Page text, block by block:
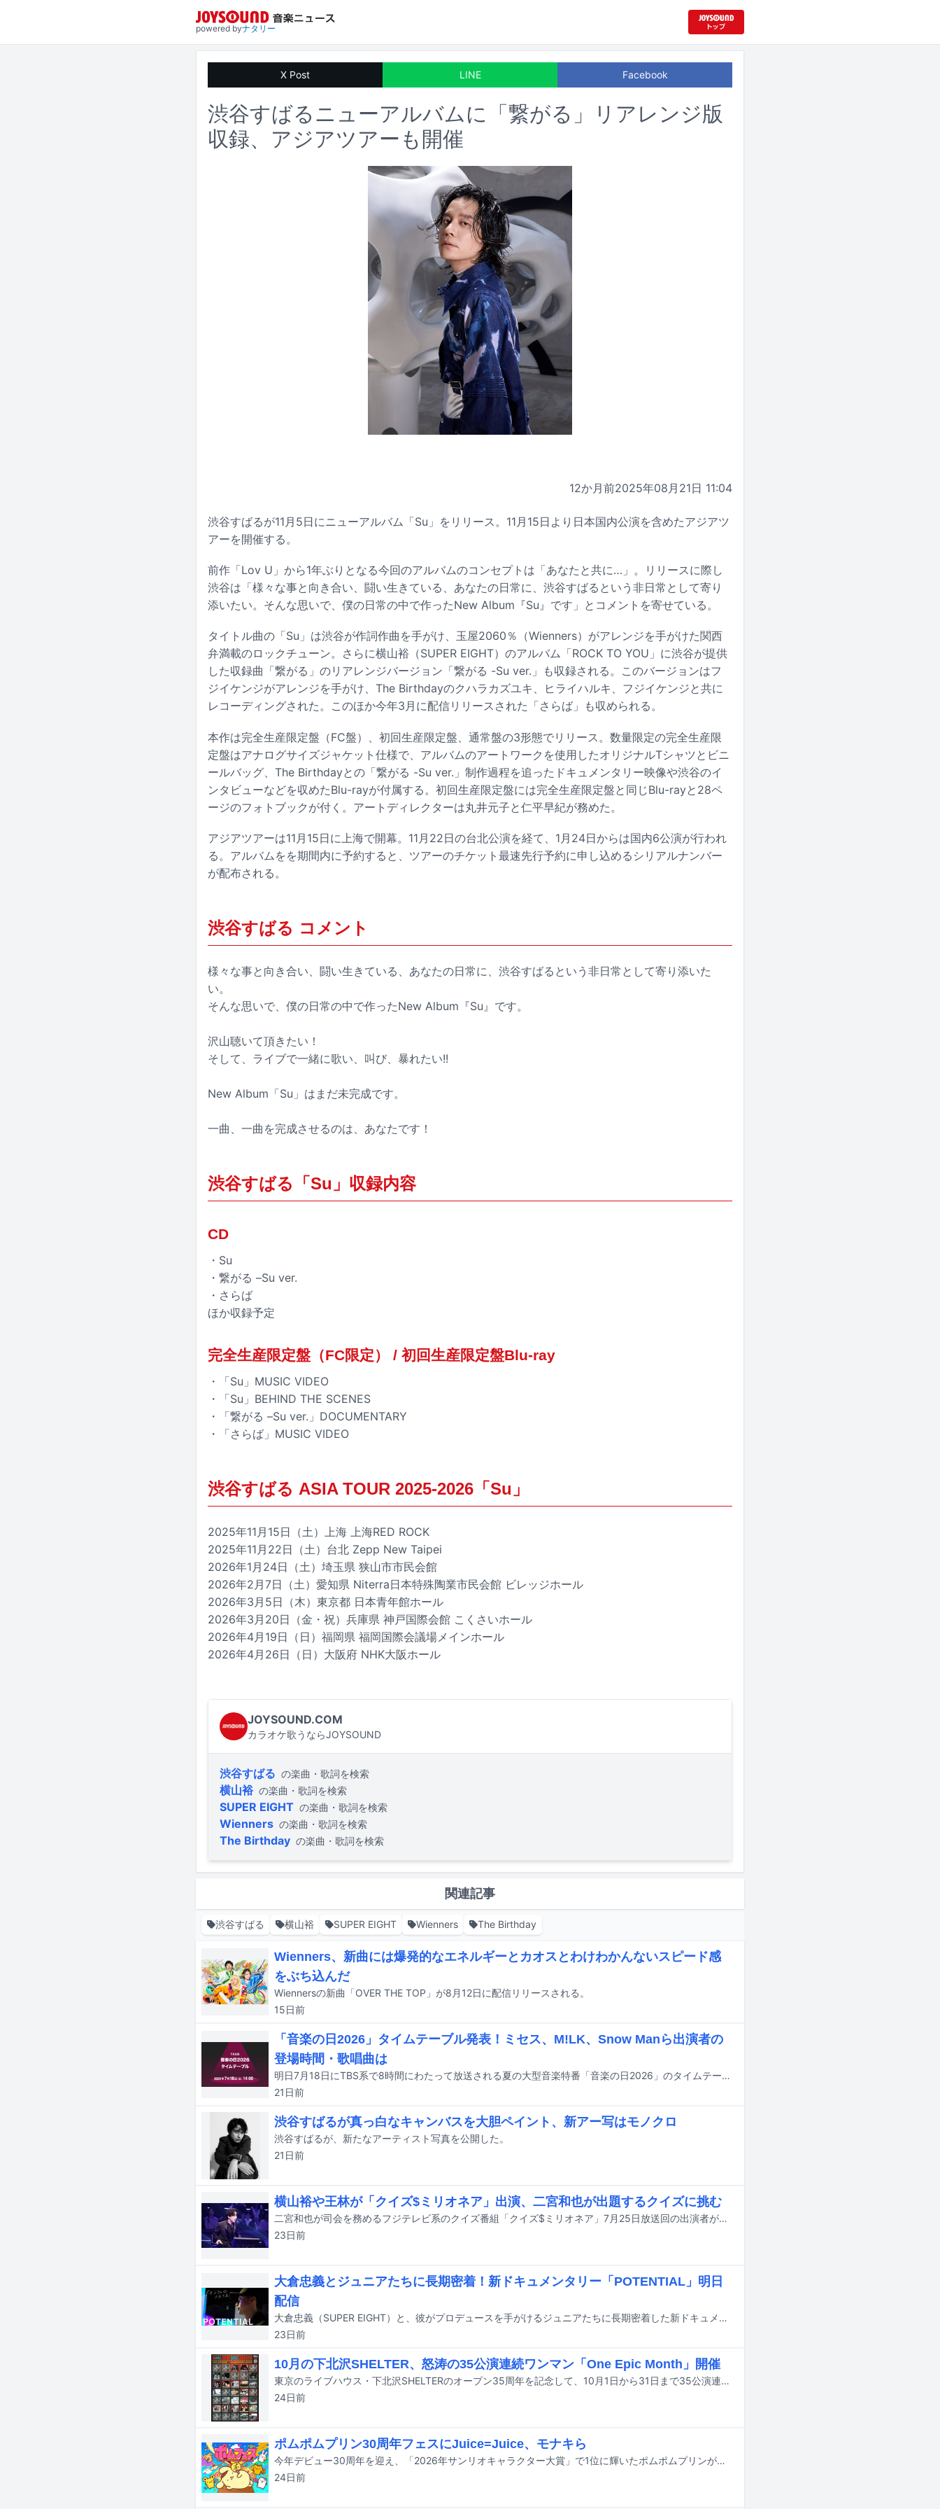
powered byナタリー
X Post LINE Facebook
渋谷すばるニューアルバムに「繋がる」リアレンジ版
収録、アジアツアーも開催
12か月前2025年08月21日 11:04
渋谷すばるが11月5日にニューアルバム「Su」をリリース。11月15日より日本国内公演を含めたアジアツ
アーを開催する。
前作「Lov U」から1年ぶりとなる今回のアルバムのコンセプトは「あなたと共に…」。リリースに際し
渋谷は「様々な事と向き合い、闘い生きている、あなたの日常に、渋谷すばるという非日常として寄り
添いたい。そんな思いで、僕の日常の中で作ったNew Album『Su』です」とコメントを寄せている。
タイトル曲の「Su」は渋谷が作詞作曲を手がけ、玉屋2060％（Wienners）がアレンジを手がけた関西
弁満載のロックチューン。さらに横山裕（SUPER EIGHT）のアルバム「ROCK TO YOU」に渋谷が提供
した収録曲「繋がる」のリアレンジバージョン「繋がる -Su ver.」も収録される。このバージョンはフ
ジイケンジがアレンジを手がけ、The Birthdayのクハラカズユキ、ヒライハルキ、フジイケンジと共に
レコーディングされた。このほか今年3月に配信リリースされた「さらば」も収められる。
本作は完全生産限定盤（FC盤）、初回生産限定盤、通常盤の3形態でリリース。数量限定の完全生産限
定盤はアナログサイズジャケット仕様で、アルバムのアートワークを使用したオリジナルTシャツとビニ
ールバッグ、The Birthdayとの「繋がる -Su ver.」制作過程を追ったドキュメンタリー映像や渋谷のイ
ンタビューなどを収めたBlu-rayが付属する。初回生産限定盤には完全生産限定盤と同じBlu-rayと28ペ
ージのフォトブックが付く。アートディレクターは丸井元子と仁平早紀が務めた。
アジアツアーは11月15日に上海で開幕。11月22日の台北公演を経て、1月24日からは国内6公演が行われ
る。アルバムをを期間内に予約すると、ツアーのチケット最速先行予約に申し込めるシリアルナンバー
が配布される。
渋谷すばる コメント
様々な事と向き合い、闘い生きている、あなたの日常に、渋谷すばるという非日常として寄り添いた
い。
そんな思いで、僕の日常の中で作ったNew Album『Su』です。
沢山聴いて頂きたい！
そして、ライブで一緒に歌い、叫び、暴れたい!!
New Album「Su」はまだ未完成です。
一曲、一曲を完成させるのは、あなたです！
渋谷すばる「Su」収録内容
CD
・Su
・繋がる –Su ver.
・さらば
ほか収録予定
完全生産限定盤（FC限定） / 初回生産限定盤Blu-ray
・「Su」MUSIC VIDEO
・「Su」BEHIND THE SCENES
・「繋がる –Su ver.」DOCUMENTARY
・「さらば」MUSIC VIDEO
渋谷すばる ASIA TOUR 2025-2026「Su」
2025年11月15日（土）上海 上海RED ROCK
2025年11月22日（土）台北 Zepp New Taipei
2026年1月24日（土）埼玉県 狭山市市民会館
2026年2月7日（土）愛知県 Niterra日本特殊陶業市民会館 ビレッジホール
2026年3月5日（木）東京都 日本青年館ホール
2026年3月20日（金・祝）兵庫県 神戸国際会館 こくさいホール
2026年4月19日（日）福岡県 福岡国際会議場メインホール
2026年4月26日（日）大阪府 NHK大阪ホール
JOYSOUND.COM
カラオケ歌うならJOYSOUND
渋谷すばる の楽曲・歌詞を検索
横山裕 の楽曲・歌詞を検索
SUPER EIGHT の楽曲・歌詞を検索
Wienners の楽曲・歌詞を検索
The Birthday の楽曲・歌詞を検索
関連記事
渋谷すばる 横山裕 SUPER EIGHT Wienners The Birthday
Wienners、新曲には爆発的なエネルギーとカオスとわけわかんないスピード感
をぶち込んだ
Wiennersの新曲「OVER THE TOP」が8月12日に配信リリースされる。
15日前
「音楽の日2026」タイムテーブル発表！ミセス、M!LK、Snow Manら出演者の
登場時間・歌唱曲は
明日7月18日にTBS系で8時間にわたって放送される夏の大型音楽特番「音楽の日2026」のタイムテーブルが発表された。
21日前
渋谷すばるが真っ白なキャンバスを大胆ペイント、新アー写はモノクロ
渋谷すばるが、新たなアーティスト写真を公開した。
21日前
横山裕や王林が「クイズ$ミリオネア」出演、二宮和也が出題するクイズに挑む
二宮和也が司会を務めるフジテレビ系のクイズ番組「クイズ$ミリオネア」7月25日放送回の出演者が発表された。
23日前
大倉忠義とジュニアたちに長期密着！新ドキュメンタリー「POTENTIAL」明日
配信
大倉忠義（SUPER EIGHT）と、彼がプロデュースを手がけるジュニアたちに長期密着した新ドキュメンタリーシリーズ「POTENTIAL 大倉忠義」の第1話「for the TEAM 語りあえ、支えあえ。」と第2話「Light my FIRE 心に火をつけろ」が、明日7月16日よりNetflixとPrime Videoで配信される。
23日前
10月の下北沢SHELTER、怒涛の35公演連続ワンマン「One Epic Month」開催
東京のライブハウス・下北沢SHELTERのオープン35周年を記念して、10月1日から31日まで35公演連続ワンマンライブ「One Epic Month」が開催される。
24日前
ポムポムプリン30周年フェスにJuice=Juice、モナキら
今年デビュー30周年を迎え、「2026年サンリオキャラクター大賞」で1位に輝いたポムポムプリンが主役のフェス「ポムフェス」が、9月12、13日に神奈川・横浜赤レンガ倉庫 イベント広場で開催されることが決定。会場内のステージエリアでは、ポムポムプリンによるパフォーマンスに加えて、ゲストアーティストによるライブが披露される。
24日前